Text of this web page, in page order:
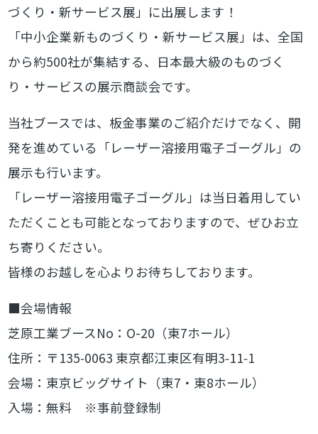
づくり・新サービス展」に出展します！
「中小企業 新ものづくり・新サービス展」は、全国
から約500社が集結する、日本最大級のものづく
り・サービスの展示商談会です。
当社ブースでは、板金事業のご紹介だけでなく、開
発を進めている「レーザー溶接用電子ゴーグル」の
展示も行います。
「レーザー溶接用電子ゴーグル」は当日着用してい
ただくことも可能となっておりますので、ぜひお立
ち寄りください。
皆様のお越しを心よりお待ちしております。
■会場情報
芝原工業ブースNo：O-20（東7ホール）
住所：〒135‑0063 東京都江東区有明3‑11‑1
会場：東京ビッグサイト（東7・東8ホール）
入場：無料 ※事前登録制